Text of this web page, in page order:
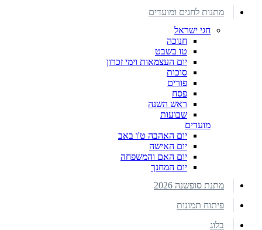
מתנות לחגים ומועדים
חגי ישראל
חנוכה
טו בשבט
יום העצמאות וימי זכרון
סוכות
פורים
פסח
ראש השנה
שבועות
מועדים
יום האהבה ט'ו באב
יום האישה
יום האם והמשפחה
יום המחנך
מתנת סופשנה 2026
פיתוח תמונות
בלוג